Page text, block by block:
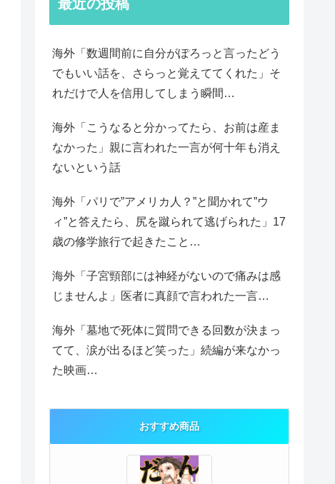
最近の投稿
海外「数週間前に自分がぽろっと言ったどう
でもいい話を、さらっと覚えててくれた」そ
れだけで人を信用してしまう瞬間…
海外「こうなると分かってたら、お前は産ま
なかった」親に言われた一言が何十年も消え
ないという話
海外「パリで”アメリカ人？”と聞かれて”ウ
ィ”と答えたら、尻を蹴られて逃げられた」17
歳の修学旅行で起きたこと…
海外「子宮頸部には神経がないので痛みは感
じませんよ」医者に真顔で言われた一言…
海外「墓地で死体に質問できる回数が決まっ
てて、涙が出るほど笑った」続編が来なかっ
た映画…
おすすめ商品